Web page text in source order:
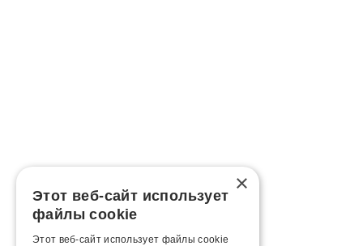
×
Этот веб-сайт использует
файлы cookie
Этот веб-сайт использует файлы cookie